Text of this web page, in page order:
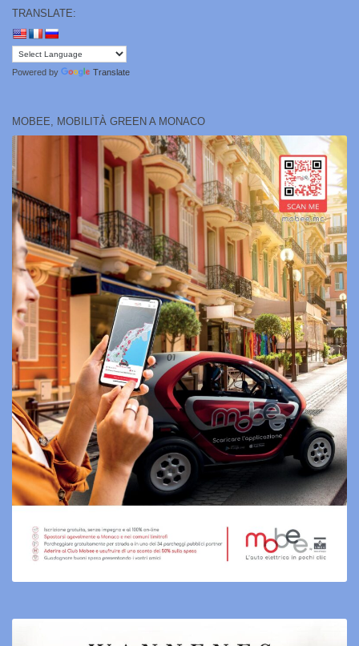
TRANSLATE:
Powered by Translate
MOBEE, MOBILITÀ GREEN A MONACO